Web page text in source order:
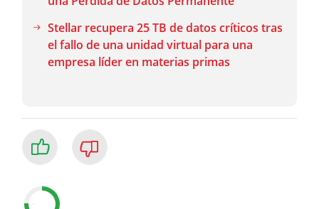
Stellar recupera 25 TB de datos críticos tras
el fallo de una unidad virtual para una
empresa líder en materias primas